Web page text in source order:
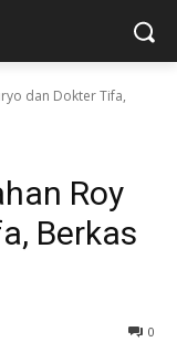
dan Dokter Tifa,
Roy
Berkas
0